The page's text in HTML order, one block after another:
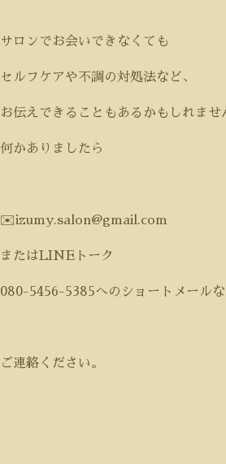
サロンでお会いできなくても
セルフケアや不調の対処法など、
お伝えできることもあるかもしれませ
何かありましたら
✉️izumy.salon@gmail.com
または LINE トーク
080-5456-5385へのショートメール
ご連絡ください。